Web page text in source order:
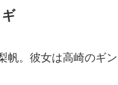
帆。彼女は高崎のギ